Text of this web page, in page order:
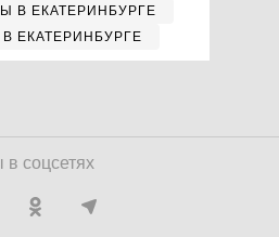
В ЕКАТЕРИНБУРГЕ
ЕКАТЕРИНБУРГЕ
в соцсетях